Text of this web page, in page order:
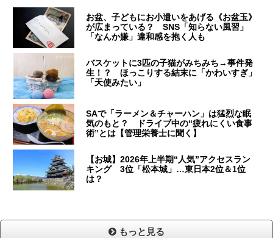
お盆、子どもにお小遣いをあげる《お盆玉》
が広まっている？ SNS「知らない風習」
「なんか嫌」違和感を抱く人も
バスケットに3匹の子猫がみちみち→事件発
生！？ ほっこりする結末に「かわいすぎ」
「天使みたい」
SAで「ラーメン＆チャーハン」は猛烈な眠
気のもと？ ドライブ中の“疲れにくい食事
術”とは【管理栄養士に聞く】
【お城】2026年上半期“人気”アクセスラン
キング 3位「松本城」…東日本2位＆1位
は？
もっと見る